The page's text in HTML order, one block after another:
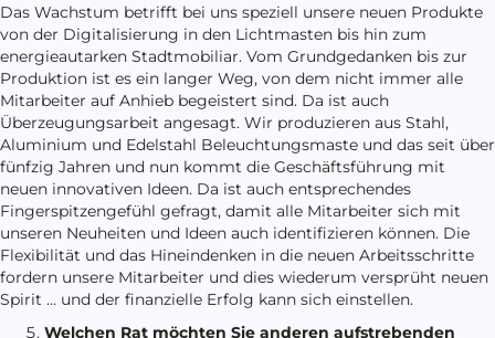
Das Wachstum betrifft bei uns speziell unsere neuen Produkte
von der Digitalisierung in den Lichtmasten bis hin zum
energieautarken Stadtmobiliar. Vom Grundgedanken bis zur
Produktion ist es ein langer Weg, von dem nicht immer alle
Mitarbeiter auf Anhieb begeistert sind. Da ist auch
Überzeugungsarbeit angesagt. Wir produzieren aus Stahl,
Aluminium und Edelstahl Beleuchtungsmaste und das seit über
fünfzig Jahren und nun kommt die Geschäftsführung mit
neuen innovativen Ideen. Da ist auch entsprechendes
Fingerspitzengefühl gefragt, damit alle Mitarbeiter sich mit
unseren Neuheiten und Ideen auch identifizieren können. Die
Flexibilität und das Hineindenken in die neuen Arbeitsschritte
fordern unsere Mitarbeiter und dies wiederum versprüht neuen
Spirit … und der finanzielle Erfolg kann sich einstellen.
Welchen Rat möchten Sie anderen aufstrebenden